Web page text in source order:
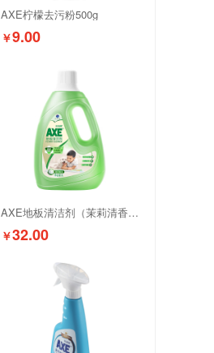
AXE柠檬去污粉500g
￥9.00
AXE地板清洁剂（茉莉清香）2L
￥32.00